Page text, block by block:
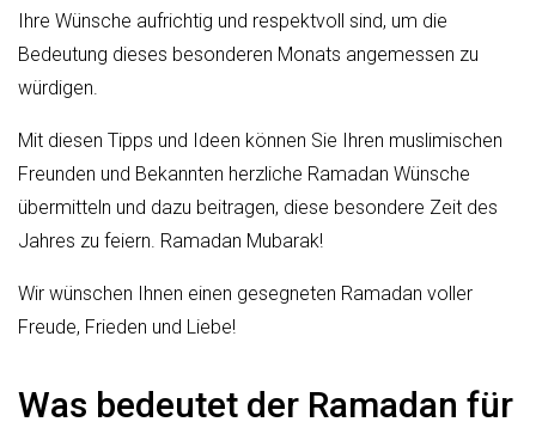
Ihre Wünsche aufrichtig und respektvoll sind, um die
Bedeutung dieses besonderen Monats angemessen zu
würdigen.
Mit diesen Tipps und Ideen können Sie Ihren muslimischen
Freunden und Bekannten herzliche Ramadan Wünsche
übermitteln und dazu beitragen, diese besondere Zeit des
Jahres zu feiern. Ramadan Mubarak!
Wir wünschen Ihnen einen gesegneten Ramadan voller
Freude, Frieden und Liebe!
Was bedeutet der Ramadan für